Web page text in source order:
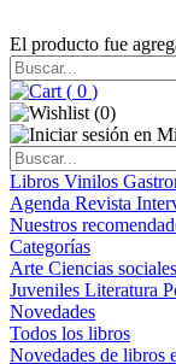
El producto fue
( 0 )
(0)
Libros Vinilos
Agenda Revista
Nuestros
Categorías
Arte Ciencias sociales
Juveniles Literatura
Novedades
Todos los libros
Novedades de libros